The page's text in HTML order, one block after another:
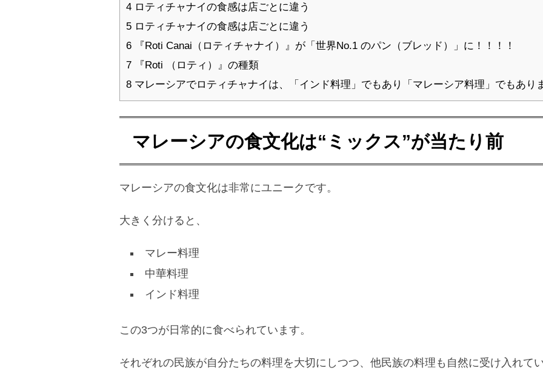
4 ロティチャナイの食感は店ごとに違う
5 ロティチャナイの食感は店ごとに違う
6 『Roti Canai（ロティチャナイ）』が「世界No.1 のパン（ブレッド）」に！！！！
7 『Roti （ロティ）』の種類
8 マレーシアでロティチャナイは、「インド料理」でもあり「マレーシア料理」でもあり
マレーシアの食文化は“ミックス”が当たり前
マレーシアの食文化は非常にユニークです。
大きく分けると、
マレー料理
中華料理
インド料理
この3つが日常的に食べられています。
それぞれの民族が自分たちの料理を大切にしつつ、他民族の料理も自然に受け入れて